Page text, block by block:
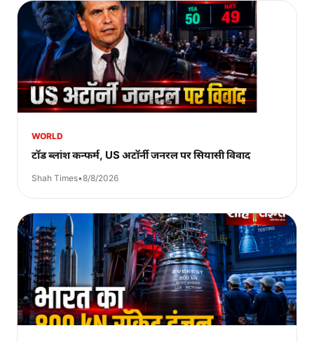
WORLD
टॉड ब्लांश कन्फर्म, US अटॉर्नी जनरल पर सियासी विवाद
Shah Times•8/8/2026